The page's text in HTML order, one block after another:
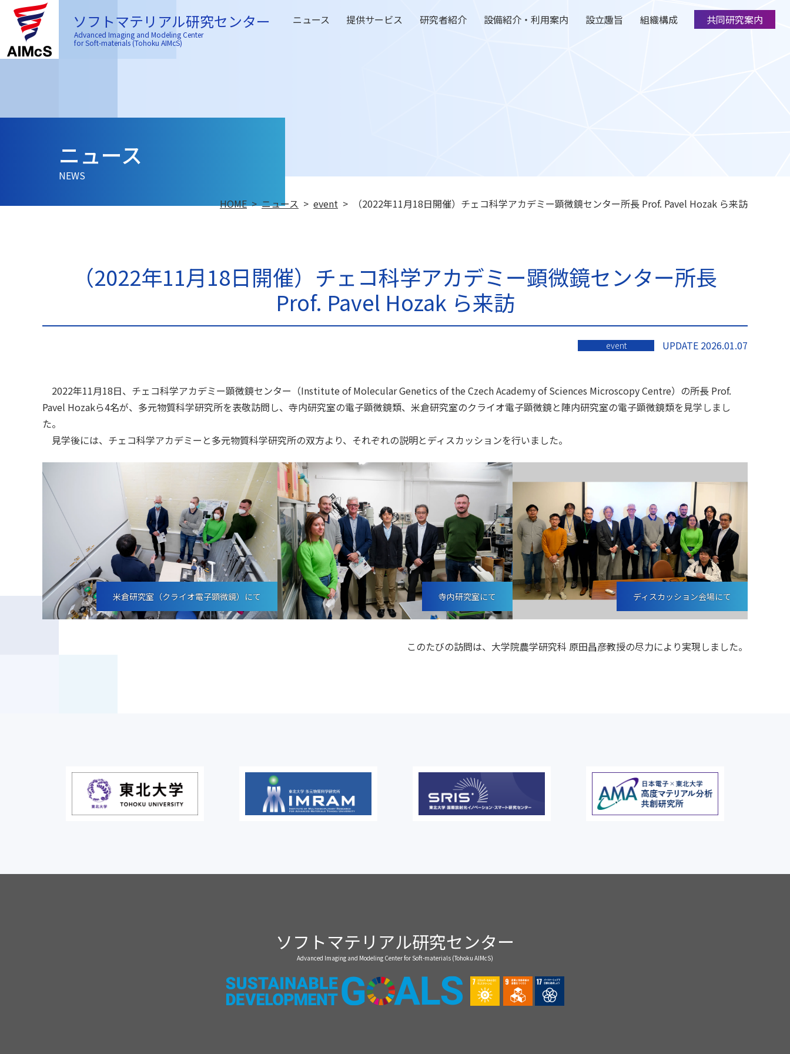
ソフトマテリアル研究センター
Advanced Imaging and Modeling Center
for Soft-materials (Tohoku AIMcS)
ニュース 提供サービス 研究者紹介 設備紹介・利用案内 設立趣旨 組織構成 共同研究案内
ニュース
NEWS
HOME ニュース event （2022年11月18日開催）チェコ科学アカデミー顕微鏡センター所長 Prof. Pavel Hozak ら来訪
（2022年11月18日開催）チェコ科学アカデミー顕微鏡センター所長
Prof. Pavel Hozak ら来訪
event UPDATE 2026.01.07
2022年11月18日、チェコ科学アカデミー顕微鏡センター（Institute of Molecular Genetics of the Czech Academy of Sciences Microscopy Centre）の所長 Prof.
Pavel Hozakら4名が、多元物質科学研究所を表敬訪問し、寺内研究室の電子顕微鏡類、米倉研究室のクライオ電子顕微鏡と陣内研究室の電子顕微鏡類を見学しまし
た。
見学後には、チェコ科学アカデミーと多元物質科学研究所の双方より、それぞれの説明とディスカッションを行いました。
米倉研究室（クライオ電子顕微鏡）にて 寺内研究室にて ディスカッション会場にて
このたびの訪問は、大学院農学研究科 原田昌彦教授の尽力により実現しました。
ソフトマテリアル研究センター
Advanced Imaging and Modeling Center for Soft-materials (Tohoku AIMcS)